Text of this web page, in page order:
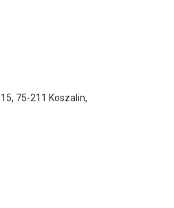
75-211 Koszalin,